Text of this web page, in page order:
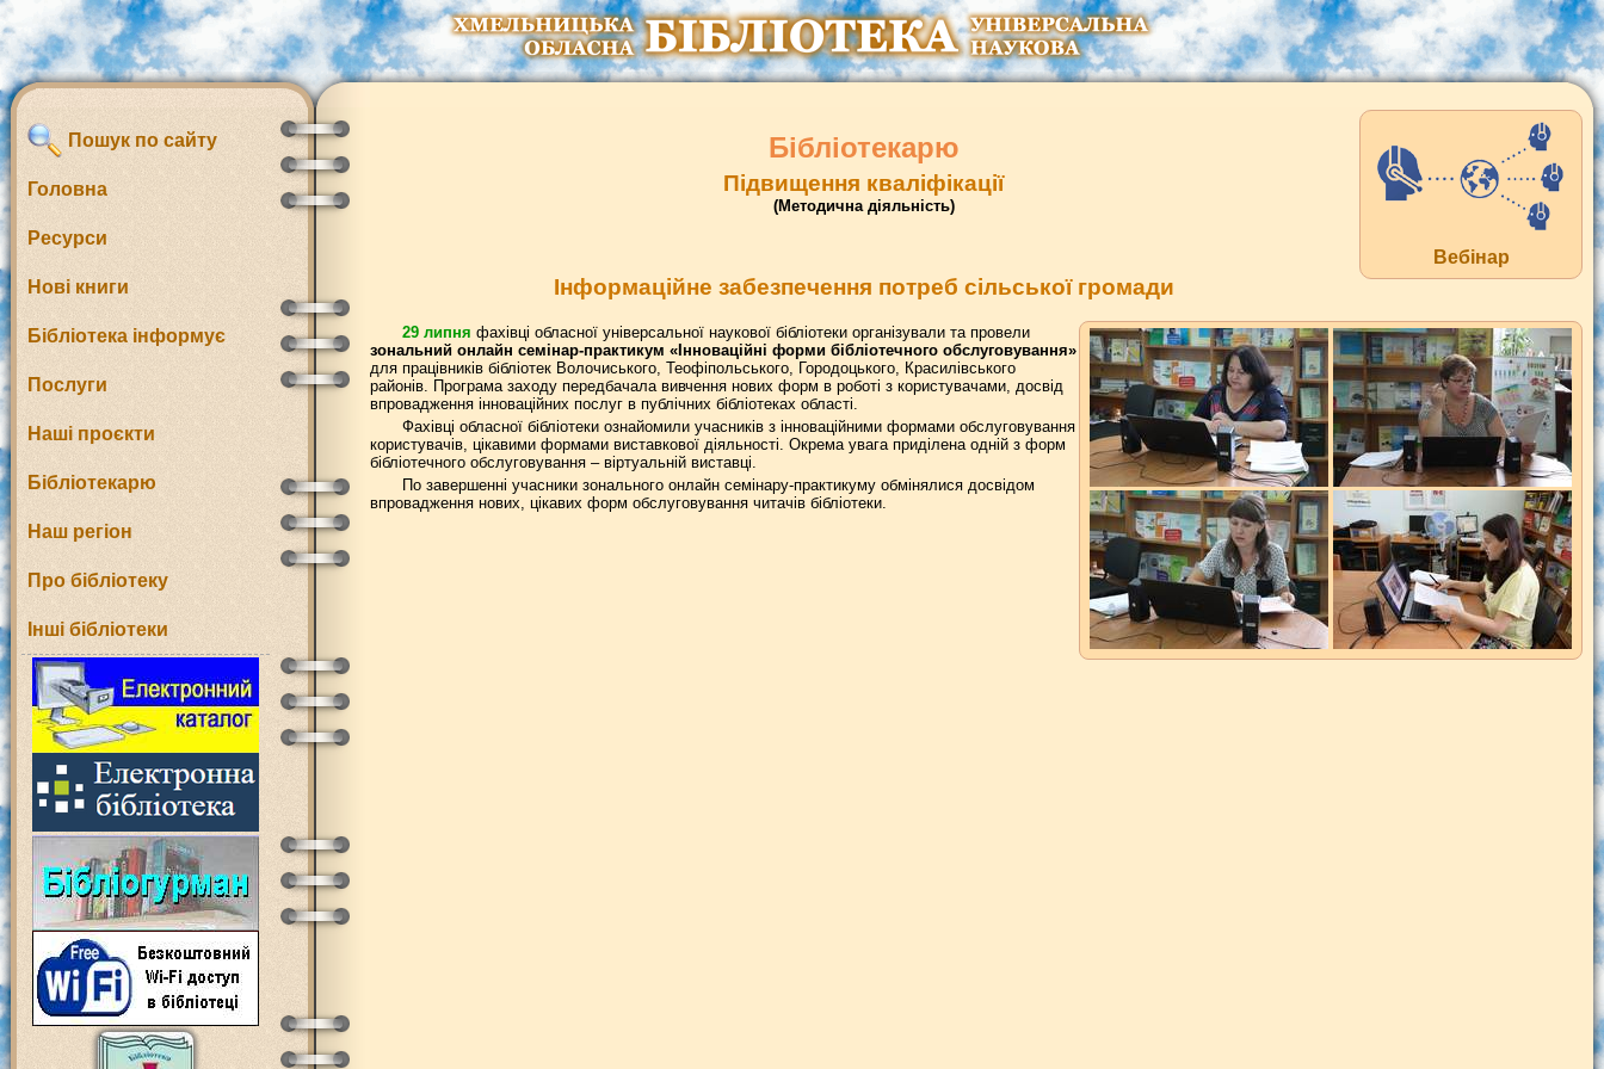
Пошук по сайту
Головна
Ресурси
Нові книги
Бібліотека інформує
Послуги
Наші проєкти
Бібліотекарю
Наш регіон
Про бібліотеку
Інші бібліотеки
Вебінар
Бібліотекарю
Підвищення кваліфікації
(Методична діяльність)
Інформаційне забезпечення потреб сільської громади
29 липня фахівці обласної універсальної наукової бібліотеки організували та провели
зональний онлайн семінар-практикум «Інноваційні форми бібліотечного обслуговування»
для працівників бібліотек Волочиського, Теофіпольського, Городоцького, Красилівського
районів. Програма заходу передбачала вивчення нових форм в роботі з користувачами, досвід
впровадження інноваційних послуг в публічних бібліотеках області.
Фахівці обласної бібліотеки ознайомили учасників з інноваційними формами обслуговування
користувачів, цікавими формами виставкової діяльності. Окрема увага приділена одній з форм
бібліотечного обслуговування – віртуальній виставці.
По завершенні учасники зонального онлайн семінару-практикуму обмінялися досвідом
впровадження нових, цікавих форм обслуговування читачів бібліотеки.